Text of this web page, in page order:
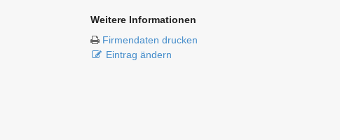
Weitere Informationen
Firmendaten drucken
Eintrag ändern